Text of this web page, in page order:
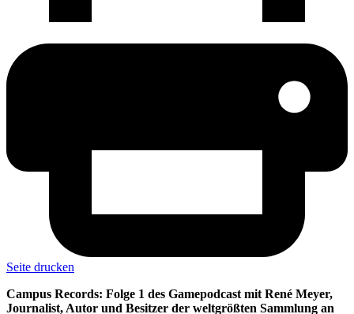
Seite drucken
Campus Records: Folge 1 des Gamepodcast mit René Meyer,
Journalist, Autor und Besitzer der weltgrößten Sammlung an